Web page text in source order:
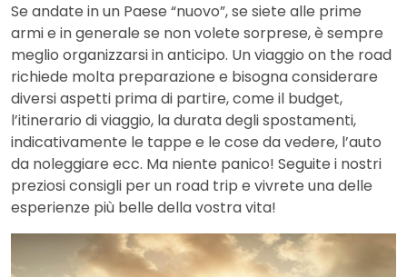
Se andate in un Paese “nuovo”, se siete alle prime
armi e in generale se non volete sorprese, è sempre
meglio organizzarsi in anticipo. Un viaggio on the road
richiede molta preparazione e bisogna considerare
diversi aspetti prima di partire, come il budget,
l’itinerario di viaggio, la durata degli spostamenti,
indicativamente le tappe e le cose da vedere, l’auto
da noleggiare ecc. Ma niente panico! Seguite i nostri
preziosi consigli per un road trip e vivrete una delle
esperienze più belle della vostra vita!